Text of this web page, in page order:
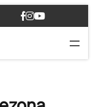
F
a
b
I
n
a
Y
o
u